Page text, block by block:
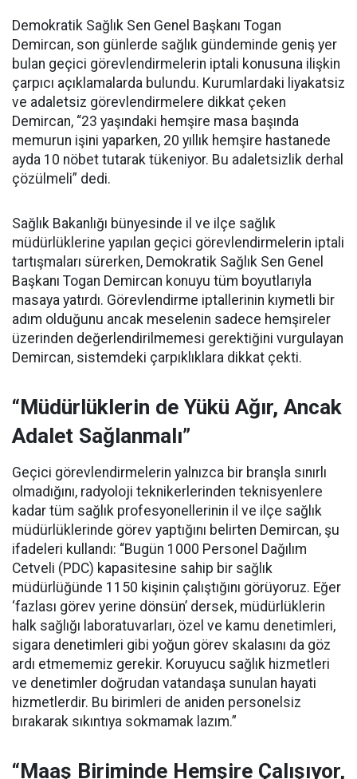
Demokratik Sağlık Sen Genel Başkanı Togan
Demircan, son günlerde sağlık gündeminde geniş yer
bulan geçici görevlendirmelerin iptali konusuna ilişkin
çarpıcı açıklamalarda bulundu. Kurumlardaki liyakatsiz
ve adaletsiz görevlendirmelere dikkat çeken
Demircan, “23 yaşındaki hemşire masa başında
memurun işini yaparken, 20 yıllık hemşire hastanede
ayda 10 nöbet tutarak tükeniyor. Bu adaletsizlik derhal
çözülmeli” dedi.
Sağlık Bakanlığı bünyesinde il ve ilçe sağlık
müdürlüklerine yapılan geçici görevlendirmelerin iptali
tartışmaları sürerken, Demokratik Sağlık Sen Genel
Başkanı Togan Demircan konuyu tüm boyutlarıyla
masaya yatırdı. Görevlendirme iptallerinin kıymetli bir
adım olduğunu ancak meselenin sadece hemşireler
üzerinden değerlendirilmemesi gerektiğini vurgulayan
Demircan, sistemdeki çarpıklıklara dikkat çekti.
“Müdürlüklerin de Yükü Ağır, Ancak
Adalet Sağlanmalı”
Geçici görevlendirmelerin yalnızca bir branşla sınırlı
olmadığını, radyoloji teknikerlerinden teknisyenlere
kadar tüm sağlık profesyonellerinin il ve ilçe sağlık
müdürlüklerinde görev yaptığını belirten Demircan, şu
ifadeleri kullandı: “Bugün 1000 Personel Dağılım
Cetveli (PDC) kapasitesine sahip bir sağlık
müdürlüğünde 1150 kişinin çalıştığını görüyoruz. Eğer
‘fazlası görev yerine dönsün’ dersek, müdürlüklerin
halk sağlığı laboratuvarları, özel ve kamu denetimleri,
sigara denetimleri gibi yoğun görev skalasını da göz
ardı etmememiz gerekir. Koruyucu sağlık hizmetleri
ve denetimler doğrudan vatandaşa sunulan hayati
hizmetlerdir. Bu birimleri de aniden personelsiz
bırakarak sıkıntıya sokmamak lazım.”
“Maaş Biriminde Hemşire Çalışıyor,